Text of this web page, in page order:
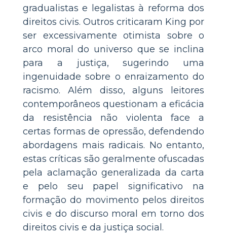
gradualistas e legalistas à reforma dos
direitos civis. Outros criticaram King por
ser excessivamente otimista sobre o
arco moral do universo que se inclina
para a justiça, sugerindo uma
ingenuidade sobre o enraizamento do
racismo. Além disso, alguns leitores
contemporâneos questionam a eficácia
da resistência não violenta face a
certas formas de opressão, defendendo
abordagens mais radicais. No entanto,
estas críticas são geralmente ofuscadas
pela aclamação generalizada da carta
e pelo seu papel significativo na
formação do movimento pelos direitos
civis e do discurso moral em torno dos
direitos civis e da justiça social.